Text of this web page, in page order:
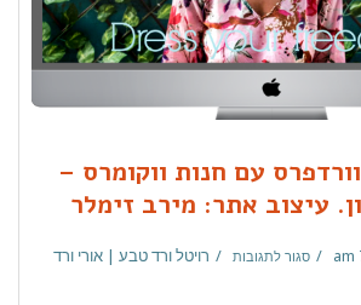
עם חנות ווקומרס –
עיצוב אתר: מירב זימלר
סגור לתגובות רויטל ורד טבע | אורי ורד